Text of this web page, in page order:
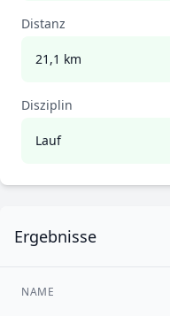
Distanz
21,1 km
Disziplin
Lauf
Ergebnisse
NAME